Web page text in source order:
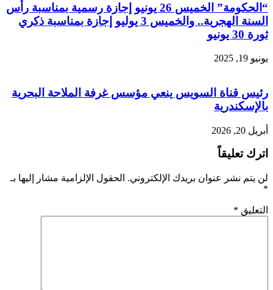
“الحكومة” الخميس 26 يونيو إجازة رسمية بمناسبة رأس
السنة الهجرية.. والخميس 3 يوليو إجازة بمناسبة ذكري
ثورة 30 يونيو
يونيو 19, 2025
رئيس قناة السويس ينعي مؤسس غرفة الملاحة البحرية
بالإسكندرية
أبريل 20, 2026
اترك تعليقاً
لن يتم نشر عنوان بريدك الإلكتروني. الحقول الإلزامية مشار إليها بـ
*
التعليق *